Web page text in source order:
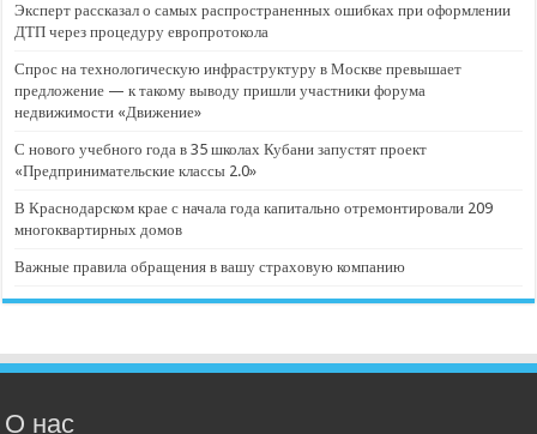
Эксперт рассказал о самых распространенных ошибках при оформлении
ДТП через процедуру европротокола
Спрос на технологическую инфраструктуру в Москве превышает
предложение — к такому выводу пришли участники форума
недвижимости «Движение»
С нового учебного года в 35 школах Кубани запустят проект
«Предпринимательские классы 2.0»
В Краснодарском крае с начала года капитально отремонтировали 209
многоквартирных домов
Важные правила обращения в вашу страховую компанию
О нас